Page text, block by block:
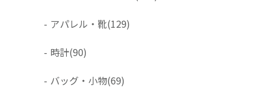
- アパレル・靴(129)
- 時計(90)
- バッグ・小物(69)